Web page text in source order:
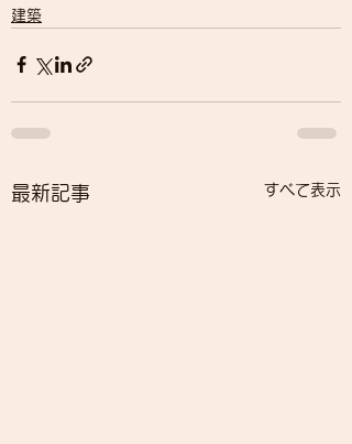
建築
最新記事 すべて表示